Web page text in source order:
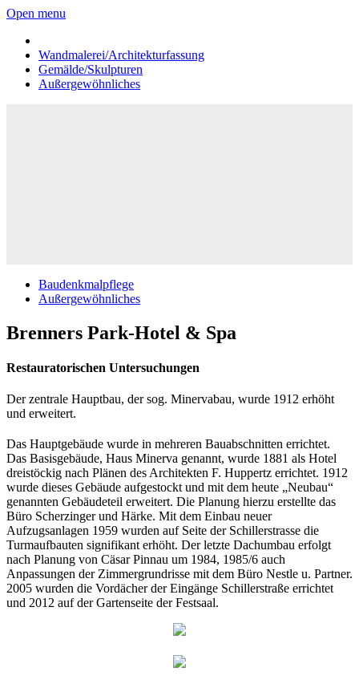
Open menu
Wandmalerei/Architekturfassung
Gemälde/Skulpturen
Außergewöhnliches
Baudenkmalpflege
Außergewöhnliches
Brenners Park-Hotel & Spa
Restauratorischen Untersuchungen
Der zentrale Hauptbau, der sog. Minervabau, wurde 1912 erhöht
und erweitert.
Das Hauptgebäude wurde in mehreren Bauabschnitten errichtet.
Das Basisgebäude, Haus Minerva genannt, wurde 1881 als Hotel
dreistöckig nach Plänen des Architekten F. Huppertz errichtet. 1912
wurde dieses Gebäude aufgestockt und mit dem heute „Neubau“
genannten Gebäudeteil erweitert. Die Planung hierzu erstellte das
Büro Scherzinger und Härke. Mit dem Einbau neuer
Aufzugsanlagen 1959 wurden auf Seite der Schillerstrasse die
Turmaufbauten signifikant erhöht. Der letzte Dachumbau erfolgt
nach Planung von Cäsar Pinnau um 1984, 1985/6 auch
Anpassungen der Zimmergrundrisse mit dem Büro Nestle u. Partner.
2005 wurden die Vordächer der Eingänge Schillerstraße errichtet
und 2012 auf der Gartenseite der Festsaal.